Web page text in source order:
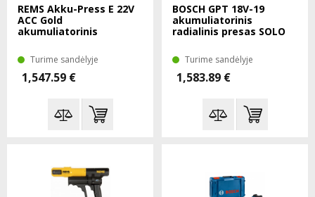
REMS Akku-Press E 22V
ACC Gold
akumuliatorinis
Turime sandėlyje
1,547.59 €
BOSCH GPT 18V-19
akumuliatorinis
radialinis presas SOLO
Turime sandėlyje
1,583.89 €